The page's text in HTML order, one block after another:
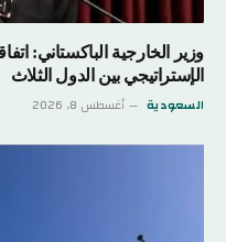
وزير الخارجية الباكستاني:
الإستراتيجي بين الدول الثلاث
السعودية أغسطس 8, 2026